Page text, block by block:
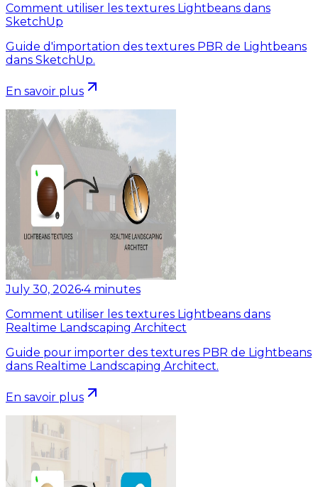
Comment utiliser les textures Lightbeans dans
SketchUp
Guide d'importation des textures PBR de Lightbeans
dans SketchUp.
En savoir plus
July 30, 2026•4 minutes
Comment utiliser les textures Lightbeans dans
Realtime Landscaping Architect
Guide pour importer des textures PBR de Lightbeans
dans Realtime Landscaping Architect.
En savoir plus